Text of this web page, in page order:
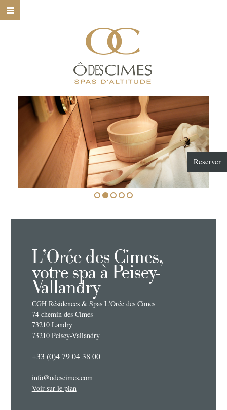
HOME
Ô DES CIMES
NOS SPAS
NOS SOINS
NOS MARQUES
BONS CADEAUX
CONTACT
Reserver
L'Orée des Cimes,
votre spa à Peisey-
Vallandry
CGH Résidences & Spas L'Orée des Cimes
74 chemin des Cimes
73210 Landry
73210 Peisey-Vallandry
+33 (0)4 79 04 38 00
info@odescimes.com
Voir sur le plan